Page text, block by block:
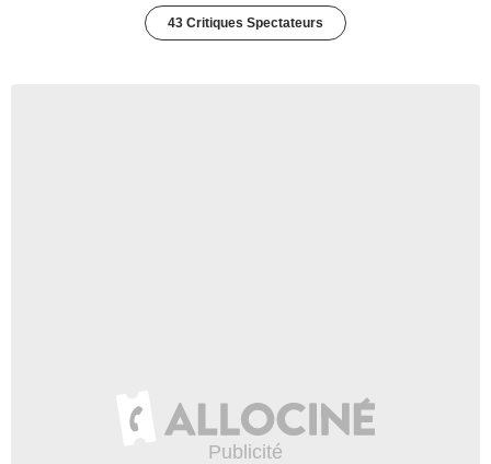
43 Critiques Spectateurs